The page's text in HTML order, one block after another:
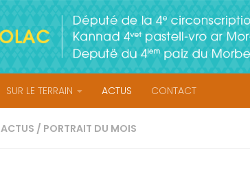
SUR LE TERRAIN ACTUS CONTACT
ACTUS / PORTRAIT DU MOIS